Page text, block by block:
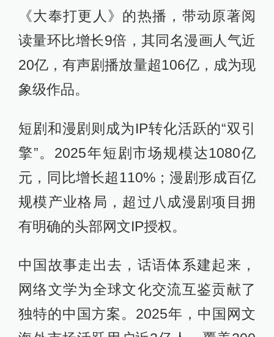
《大奉打更人》的热播，带动原著阅
读量环比增长9倍，其同名漫画人气近
20亿，有声剧播放量超106亿，成为现
象级作品。
短剧和漫剧则成为IP转化活跃的“双引
擎”。2025年短剧市场规模达1080亿
元，同比增长超110%；漫剧形成百亿
规模产业格局，超过八成漫剧项目拥
有明确的头部网文IP授权。
中国故事走出去，话语体系建起来，
网络文学为全球文化交流互鉴贡献了
独特的中国方案。2025年，中国网文